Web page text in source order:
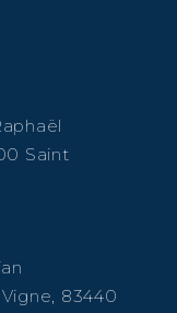
Saint
83440